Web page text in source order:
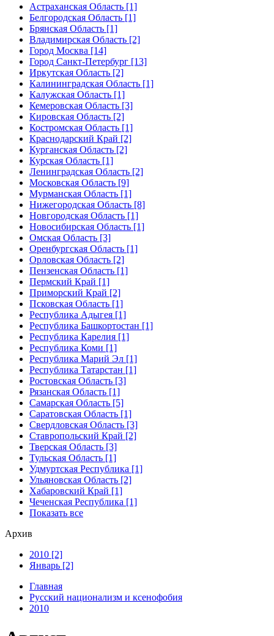
Астраханская Область [1]
Белгородская Область [1]
Брянская Область [1]
Владимирская Область [2]
Город Москва [14]
Город Санкт-Петербург [13]
Иркутская Область [2]
Калининградская Область [1]
Калужская Область [1]
Кемеровская Область [3]
Кировская Область [2]
Костромская Область [1]
Краснодарский Край [2]
Курганская Область [2]
Курская Область [1]
Ленинградская Область [2]
Московская Область [9]
Мурманская Область [1]
Нижегородская Область [8]
Новгородская Область [1]
Новосибирская Область [1]
Омская Область [3]
Оренбургская Область [1]
Орловская Область [2]
Пензенская Область [1]
Пермский Край [1]
Приморский Край [2]
Псковская Область [1]
Республика Адыгея [1]
Республика Башкортостан [1]
Республика Карелия [1]
Республика Коми [1]
Республика Марий Эл [1]
Республика Татарстан [1]
Ростовская Область [3]
Рязанская Область [1]
Самарская Область [5]
Саратовская Область [1]
Свердловская Область [3]
Ставропольский Край [2]
Тверская Область [3]
Тульская Область [1]
Удмуртская Республика [1]
Ульяновская Область [2]
Хабаровский Край [1]
Чеченская Республика [1]
Показать все
Архив
2010 [2]
Январь [2]
Главная
Русский национализм и ксенофобия
2010